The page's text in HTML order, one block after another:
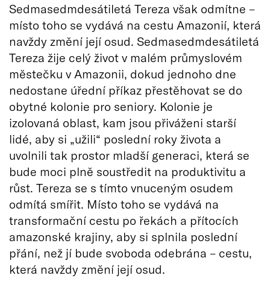
Sedmasedmdesátiletá Tereza však odmítne –
místo toho se vydává na cestu Amazonií, která
navždy změní její osud. Sedmasedmdesátiletá
Tereza žije celý život v malém průmyslovém
městečku v Amazonii, dokud jednoho dne
nedostane úřední příkaz přestěhovat se do
obytné kolonie pro seniory. Kolonie je
izolovaná oblast, kam jsou přiváženi starší
lidé, aby si „užili“ poslední roky života a
uvolnili tak prostor mladší generaci, která se
bude moci plně soustředit na produktivitu a
růst. Tereza se s tímto vnuceným osudem
odmítá smířit. Místo toho se vydává na
transformační cestu po řekách a přítocích
amazonské krajiny, aby si splnila poslední
přání, než jí bude svoboda odebrána – cestu,
která navždy změní její osud.